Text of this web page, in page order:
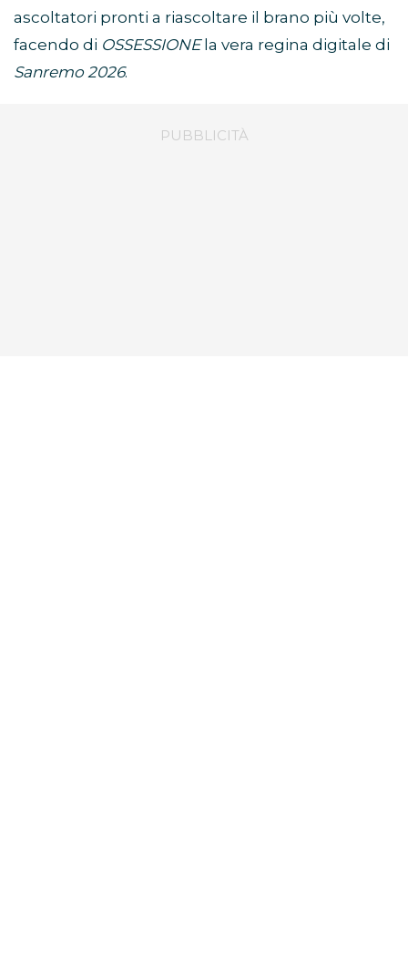
ascoltatori pronti a riascoltare il brano più volte,
facendo di OSSESSIONEla vera regina digitale di
Sanremo 2026.